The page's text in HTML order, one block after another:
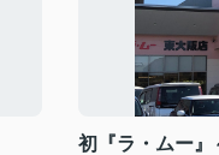
初『ラ・ムー』